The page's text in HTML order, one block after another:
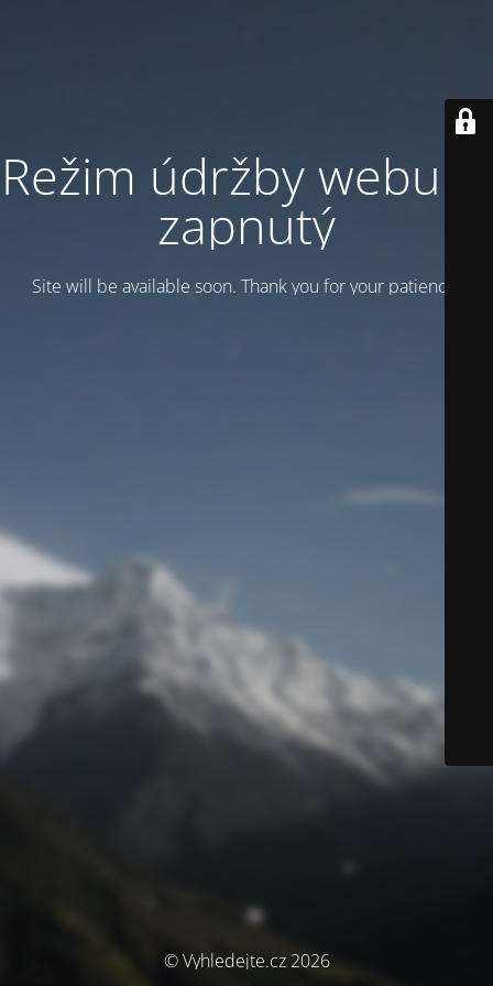
Režim údržby webu je
zapnutý
Site will be available soon. Thank you for your patience!
© Vyhledejte.cz 2026